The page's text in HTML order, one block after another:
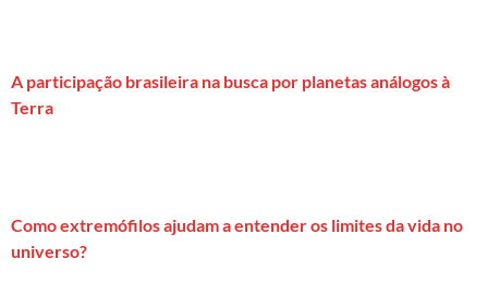
A participação brasileira na busca por planetas análogos à
Terra
Como extremófilos ajudam a entender os limites da vida no
universo?